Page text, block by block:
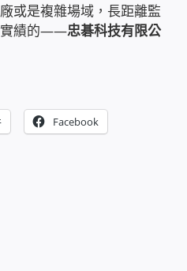
或是複雜場域，長距離監
實績的——忠碁科技有限公
Facebook